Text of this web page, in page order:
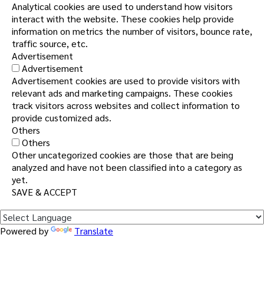
Analytical cookies are used to understand how visitors
interact with the website. These cookies help provide
information on metrics the number of visitors, bounce rate,
traffic source, etc.
Advertisement
Advertisement
Advertisement cookies are used to provide visitors with
relevant ads and marketing campaigns. These cookies
track visitors across websites and collect information to
provide customized ads.
Others
Others
Other uncategorized cookies are those that are being
analyzed and have not been classified into a category as
yet.
SAVE & ACCEPT
Powered by Translate